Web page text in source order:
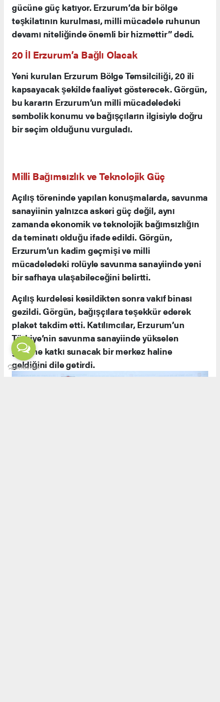
Okay Memiş: “TSKGV Bir Çatı Kuruluş”
Milli Güvenlik Kurulu Genel Sekreteri Okay
Memiş ise ASELSAN, HAVELSAN, ROKETSAN ve
TUSAŞ gibi savunma sanayiinin gurur kaynağı
hatırlatarak, “Vatandaşlarımızın bağışlarıyla
büyüyen bu vakıf, Türk Silahlı Kuvvetleri’nin
gücüne güç katıyor. Erzurum’da bir bölge
teşkilatının kurulması, milli mücadele ruhunun
devamı niteliğinde önemli bir hizmettir” dedi.
Yeni kurulan Erzurum Bölge Temsilciliği, 20 ili
bu kararın Erzurum’un milli mücadeledeki
sembolik konumu ve bağışçıların ilgisiyle doğru
bir seçim olduğunu vurguladı.
Milli Bağımsızlık ve Teknolojik Güç